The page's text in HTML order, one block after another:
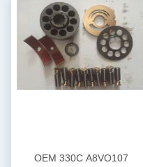
OEM 330C A8VO107